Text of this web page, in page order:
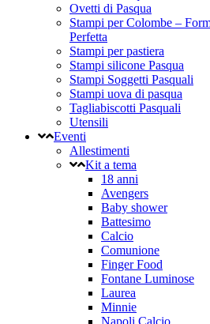
Ovetti di Pasqua
Stampi per Colombe –
Perfetta
Stampi per pastiera
Stampi silicone Pasqua
Stampi Soggetti Pasquali
Stampi uova di pasqua
Tagliabiscotti Pasquali
Utensili
Eventi
Allestimenti
Kit a tema
18 anni
Avengers
Baby shower
Battesimo
Calcio
Comunione
Finger Food
Fontane Luminose
Laurea
Minnie
Napoli Calcio